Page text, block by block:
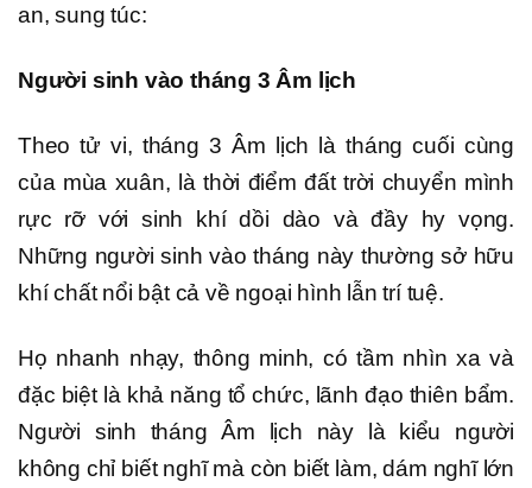
an, sung túc:
Người sinh vào tháng 3 Âm lịch
Theo tử vi, tháng 3 Âm lịch là tháng cuối cùng
của mùa xuân, là thời điểm đất trời chuyển mình
rực rỡ với sinh khí dồi dào và đầy hy vọng.
Những người sinh vào tháng này thường sở hữu
khí chất nổi bật cả về ngoại hình lẫn trí tuệ.
Họ nhanh nhạy, thông minh, có tầm nhìn xa và
đặc biệt là khả năng tổ chức, lãnh đạo thiên bẩm.
Người sinh tháng Âm lịch này là kiểu người
không chỉ biết nghĩ mà còn biết làm, dám nghĩ lớn